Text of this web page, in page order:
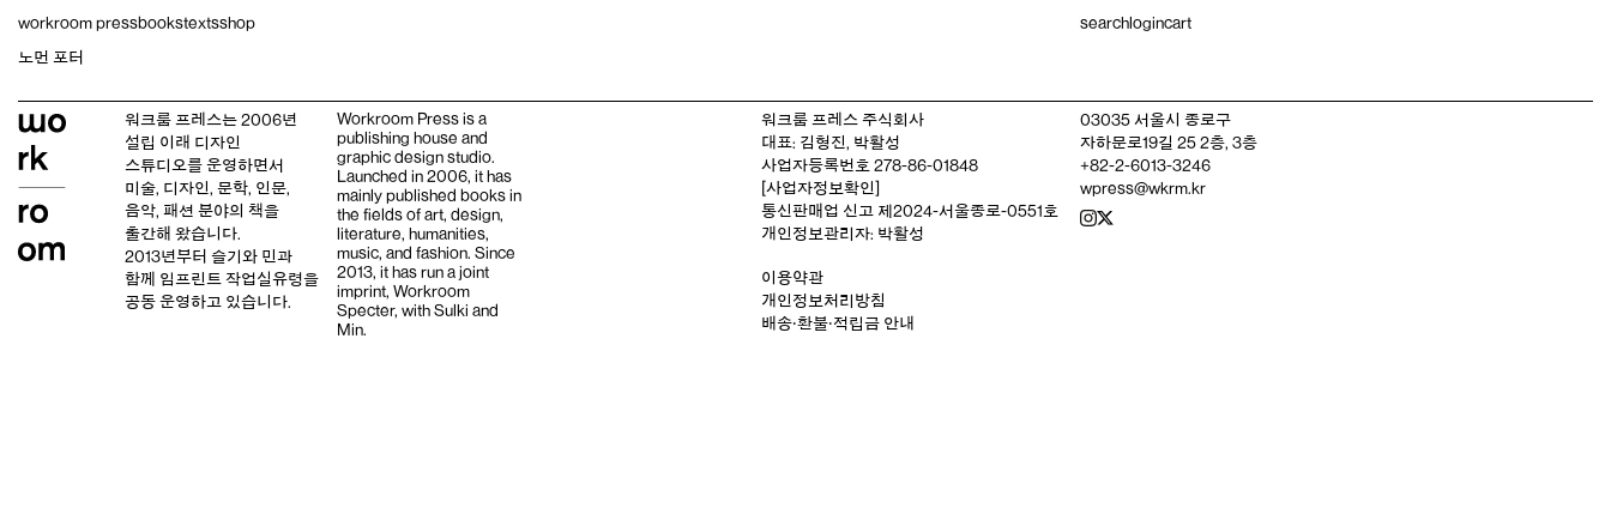
content
workroom pressbookstextsshop searchlogincart
노먼 포터
워크룸 프레스는 2006년
설립 이래 디자인
스튜디오를 운영하면서
미술, 디자인, 문학, 인문,
음악, 패션 분야의 책을
출간해 왔습니다.
2013년부터 슬기와 민과
함께 임프린트 작업실유령을
공동 운영하고 있습니다.
Workroom Press is a
publishing house and
graphic design studio.
Launched in 2006, it has
mainly published books in
the fields of art, design,
literature, humanities,
music, and fashion. Since
2013, it has run a joint
imprint, Workroom
Specter, with Sulki and
Min.
워크룸 프레스 주식회사
대표: 김형진, 박활성
사업자등록번호 278-86-01848
[사업자정보확인]
통신판매업 신고 제2024-서울종로-0551호
개인정보관리자: 박활성
이용약관
개인정보처리방침
배송‧환불‧적립금 안내
03035 서울시 종로구
자하문로19길 25 2층, 3층
+82-2-6013-3246
wpress@wkrm.kr